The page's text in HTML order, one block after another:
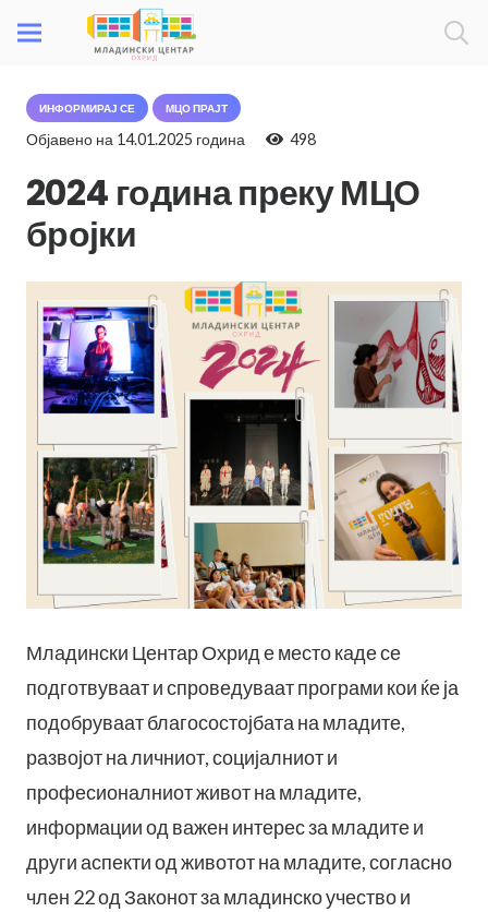
ИНФОРМИРАЈ СЕ МЦО ПРАЈТ
Објавено на 14.01.2025 година 498
2024 година преку МЦО
бројки
Младински Центар Охрид е место каде се
подготвуваат и спроведуваат програми кои ќе ја
подобруваат благосостојбата на младите,
развојот на личниот, социјалниот и
професионалниот живот на младите,
информации од важен интерес за младите и
други аспекти од животот на младите, согласно
член 22 од Законот за младинско учество и